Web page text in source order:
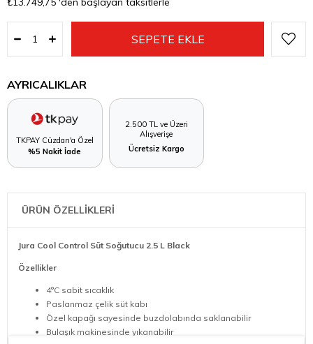
AYRICALIKLAR
TKPAY Cüzdan'a Özel
%5 Nakit İade
2.500 TL ve Üzeri
Alışverişe
Ücretsiz Kargo
ÜRÜN ÖZELLİKLERİ
Jura Cool Control Süt Soğutucu 2.5 L Black
Özellikler
4°C sabit sıcaklık
Paslanmaz çelik süt kabı
Özel kapağı sayesinde buzdolabında saklanabilir
Bulaşık makinesinde yıkanabilir